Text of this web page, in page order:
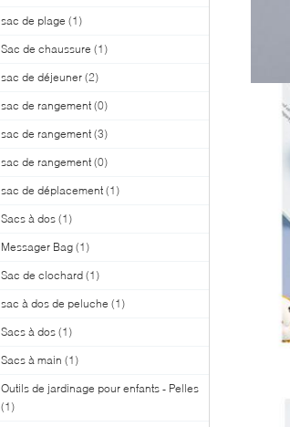
sac de plage (1)
Sac de chaussure (1)
sac de déjeuner (2)
sac de rangement (0)
sac de rangement (3)
sac de rangement (0)
sac de déplacement (1)
Sacs à dos (1)
Messager Bag (1)
Sac de clochard (1)
sac à dos de peluche (1)
Sacs à dos (1)
Sacs à main (1)
Outils de jardinage pour enfants - Pelles
(1)